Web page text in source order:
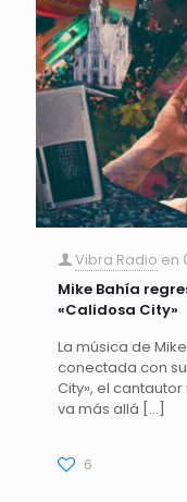
Vibra Radio en
Mike Bahía
«Calidosa City»
La música de
conectada con
City», el
va más allá […]
6